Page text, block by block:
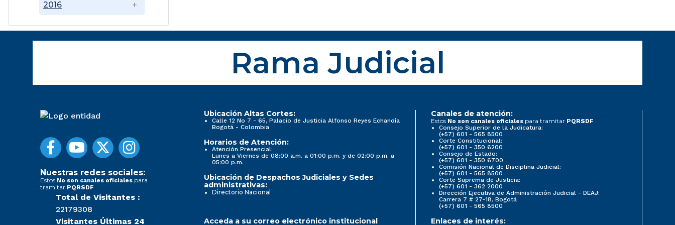
2016
Rama Judicial
Nuestras redes sociales:
Estos No son canales oficiales para
tramitar PQRSDF
Total de Visitantes :
22179308
Visitantes Últimas 24
Ubicación Altas Cortes:
Calle 12 No 7 - 65, Palacio de Justicia Alfonso Reyes Echandía
Bogotá - Colombia
Horarios de Atención:
Atención Presencial:
Lunes a Viernes de 08:00 a.m. a 01:00 p.m. y de 02:00 p.m. a
05:00 p.m.
Ubicación de Despachos Judiciales y Sedes
administrativas:
Directorio Nacional
Canales de atención:
Estos No son canales oficiales para tramitar PQRSDF
Consejo Superior de la Judicatura:
(+57) 601 - 565 8500
Corte Constitucional:
(+57) 601 - 350 6200
Consejo de Estado:
(+57) 601 - 350 6700
Comisión Nacional de Disciplina Judicial:
(+57) 601 - 565 8500
Corte Suprema de Justicia:
(+57) 601 - 362 2000
Dirección Ejecutiva de Administración Judicial - DEAJ:
Carrera 7 # 27-18, Bogotá
(+57) 601 - 565 8500
Acceda a su correo electrónico institucional Enlaces de interés: